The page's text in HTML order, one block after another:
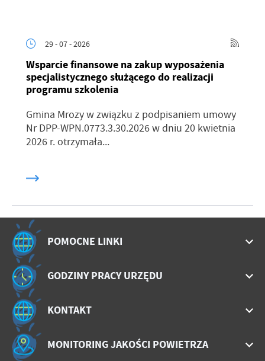
29 - 07 - 2026
Wsparcie finansowe na zakup wyposażenia
specjalistycznego służącego do realizacji
programu szkolenia
Gmina Mrozy w związku z podpisaniem umowy
Nr DPP-WPN.0773.3.30.2026 w dniu 20 kwietnia
2026 r. otrzymała...
POMOCNE LINKI
GODZINY PRACY URZĘDU
KONTAKT
MONITORING JAKOŚCI POWIETRZA